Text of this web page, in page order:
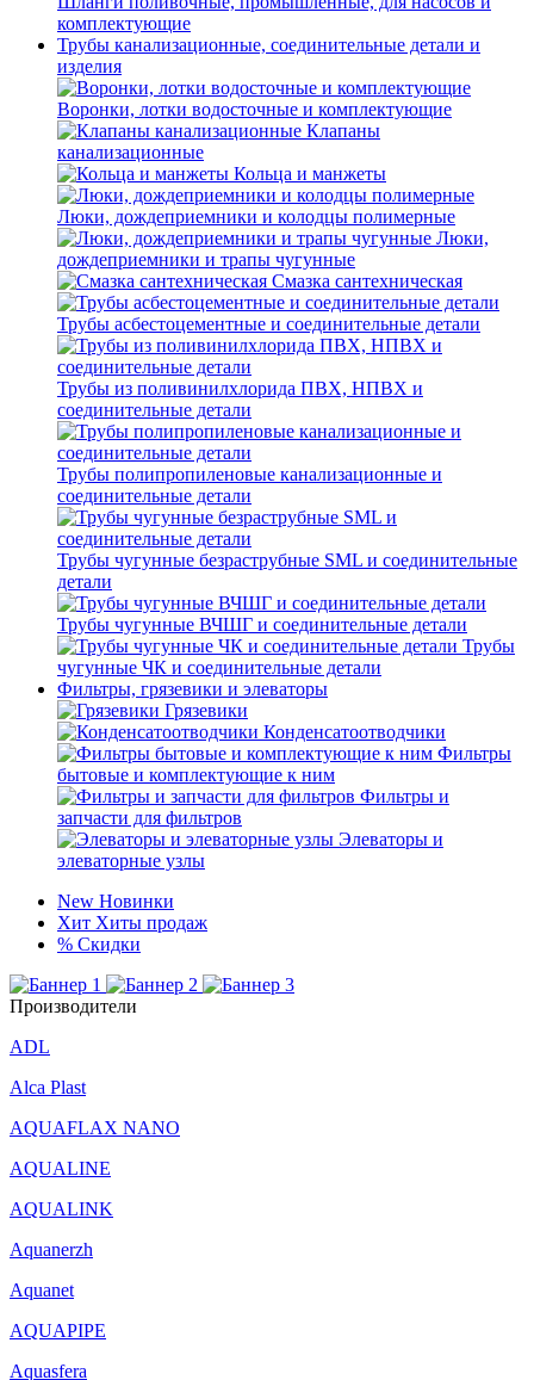
комплектующие
Трубы канализационные, соединительные детали и
изделия
Воронки, лотки водосточные и комплектующие
Клапаны
канализационные
Кольца и манжеты
Люки, дождеприемники и колодцы полимерные
Люки,
дождеприемники и трапы чугунные
Смазка сантехническая
Трубы асбестоцементные и соединительные детали
Трубы из поливинилхлорида ПВХ, НПВХ и
соединительные детали
Трубы полипропиленовые канализационные и
соединительные детали
Трубы чугунные безраструбные SML и соединительные
детали
Трубы чугунные ВЧШГ и соединительные детали
Трубы
чугунные ЧК и соединительные детали
Фильтры, грязевики и элеваторы
Грязевики
Конденсатоотводчики
Фильтры
бытовые и комплектующие к ним
Фильтры и
запчасти для фильтров
Элеваторы и
элеваторные узлы
New Новинки
Хит Хиты продаж
% Скидки
Производители
ADL
Alca Plast
AQUAFLAX NANO
AQUALINE
AQUALINK
Aquanerzh
Aquanet
AQUAPIPE
Aquasfera